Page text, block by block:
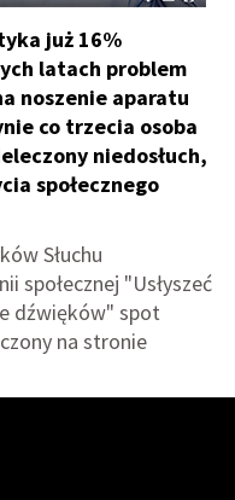
już 16%
latach problem
noszenie aparatu
co trzecia osoba
niedosłuch,
społecznego
Słuchu
społecznej "Usłyszeć
dźwięków" spot
na stronie